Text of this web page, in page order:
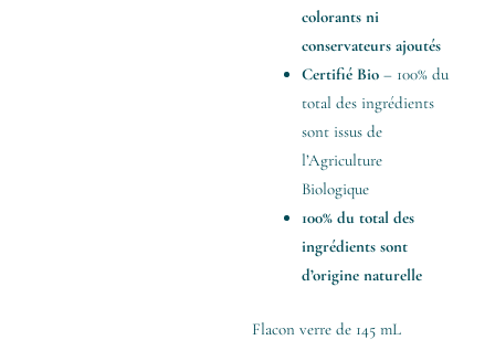
colorants ni
conservateurs ajoutés
Certifié Bio – 100% du
total des ingrédients
sont issus de
l’Agriculture
Biologique
100% du total des
ingrédients sont
d’origine naturelle
Flacon verre de 145 mL